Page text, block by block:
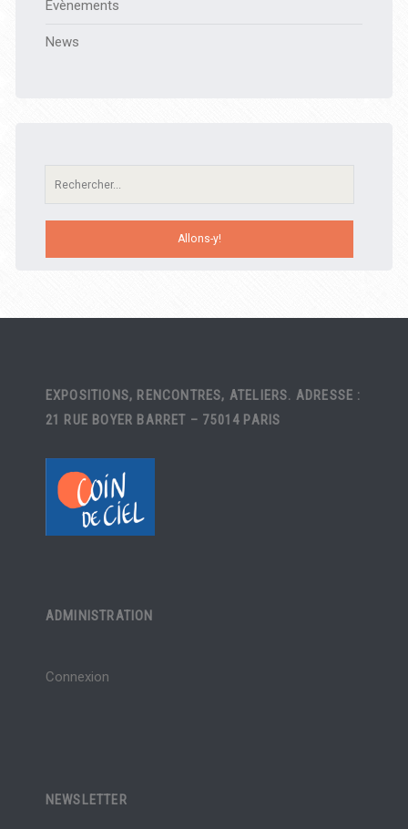
Évènements
News
Recherche:
EXPOSITIONS, RENCONTRES, ATELIERS. ADRESSE :
21 RUE BOYER BARRET – 75014 PARIS
ADMINISTRATION
Connexion
NEWSLETTER